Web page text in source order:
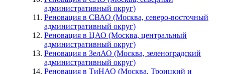
административный округ)
Реновация в СВАО (Москва, северо-восточный
административный округ)
Реновация в ЦАО (Москва, центральный
административный округ)
Реновация в ЗелАО (Москва, зеленоградский
административный округ)
Реновация в ТиНАО (Москва, Троицкий и